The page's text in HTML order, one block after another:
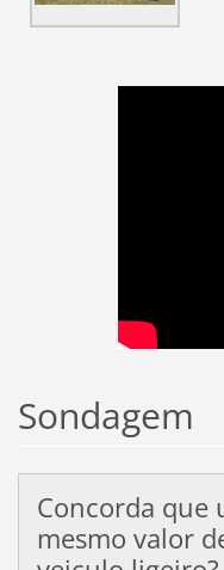
Sondagem
Concorda que
mesmo valor